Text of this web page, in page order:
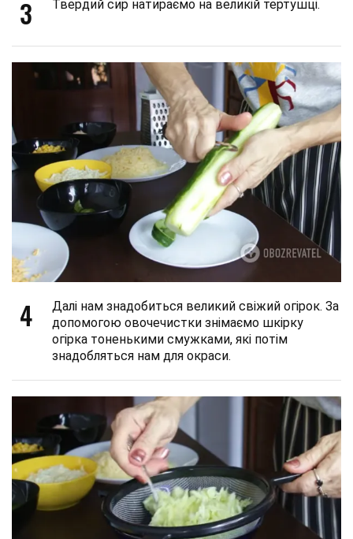
3 Твердий сир натираємо на великій тертушці.
4
Далі нам знадобиться великий свіжий огірок. За
допомогою овочечистки знімаємо шкірку
огірка тоненькими смужками, які потім
знадобляться нам для окраси.